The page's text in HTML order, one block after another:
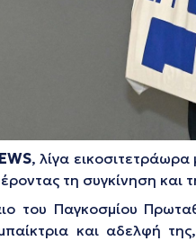
, λίγα
τη συγκίνηση και
του Παγκοσμίου
και αδελφή της,